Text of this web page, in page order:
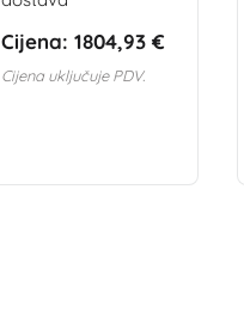
Cijena: 1804,93 €
Cijena uključuje PDV.